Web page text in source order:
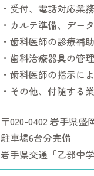
・受付、電話対応業
・カルテ準備、デー
・歯科医師の診療補
・歯科治療器具の管
・歯科医師の指示に
・その他、付随する
〒020-0402 岩手県盛
駐車場6台分完備
岩手県交通「乙部中